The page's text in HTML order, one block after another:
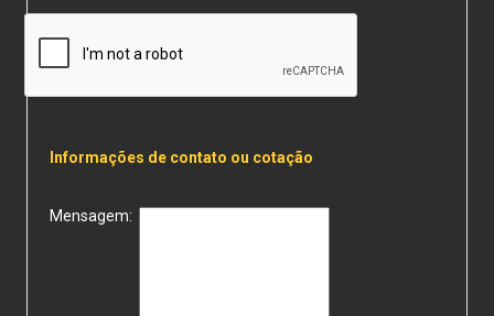
Informações de contato ou cotação
Mensagem: